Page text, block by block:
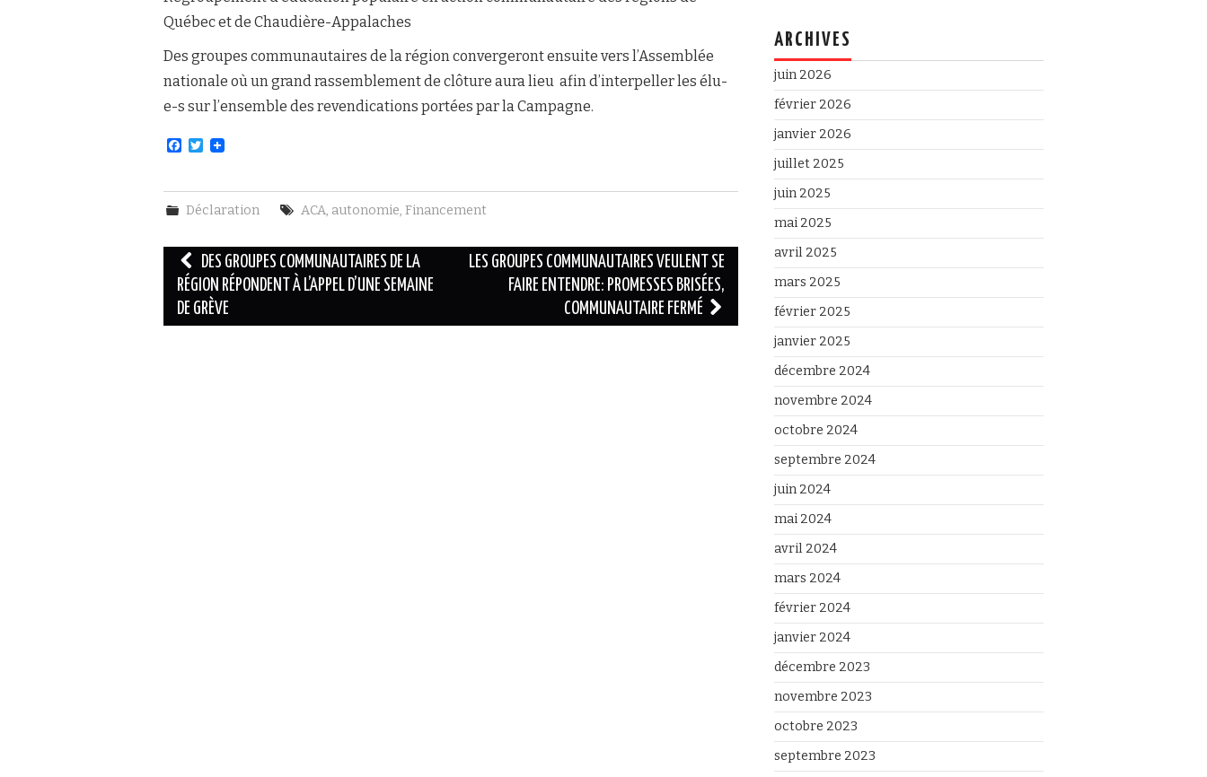
Québec et de Chaudière-Appalaches
Des groupes communautaires de la région convergeront ensuite vers l’Assemblée
nationale où un grand rassemblement de clôture aura lieu afin d’interpeller les élu-
e-s sur l’ensemble des revendications portées par la Campagne.
F
e
b
o
k
T
t
e
Déclaration ACA, autonomie, Financement
Navigation
des
articles
DES GROUPES COMMUNAUTAIRES DE LA
RÉGION RÉPONDENT À L’APPEL D’UNE SEMAINE
DE GRÈVE
LES GROUPES COMMUNAUTAIRES VEULENT SE
FAIRE ENTENDRE: PROMESSES BRISÉES,
COMMUNAUTAIRE FERMÉ
ARCHIVES
juin 2026
février 2026
janvier 2026
juillet 2025
juin 2025
mai 2025
avril 2025
mars 2025
février 2025
janvier 2025
décembre 2024
novembre 2024
octobre 2024
septembre 2024
juin 2024
mai 2024
avril 2024
mars 2024
février 2024
janvier 2024
décembre 2023
novembre 2023
octobre 2023
septembre 2023